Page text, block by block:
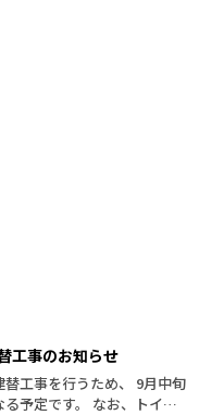
工事のお知らせ
替工事を行うため、 9月中旬
予定です。 なお、トイレ